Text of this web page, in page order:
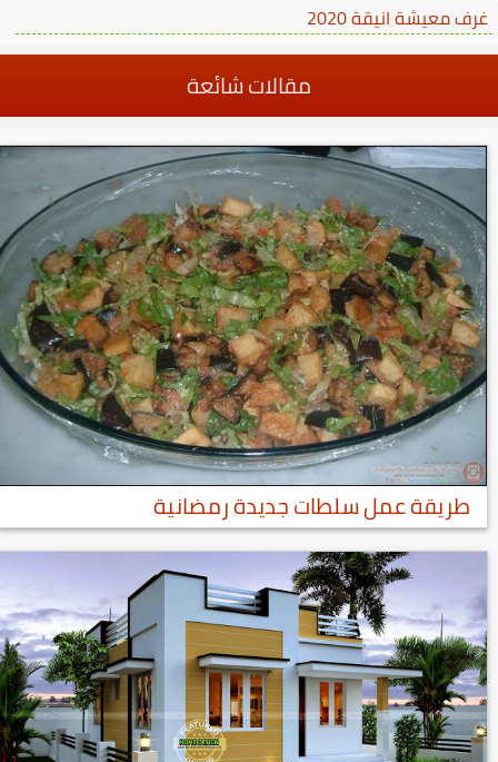
غرف معيشة انيقة 2020
مقالات شائعة
طريقة عمل سلطات جديدة رمضانية